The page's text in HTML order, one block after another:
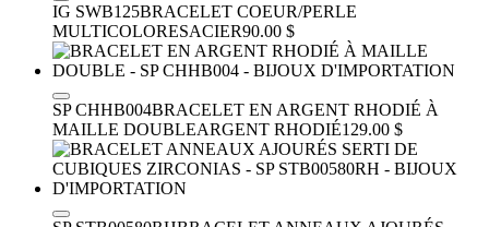
IG SWB125BRACELET COEUR/PERLE
MULTICOLORESACIER90.00 $
SP CHHB004BRACELET EN ARGENT RHODIÉ À
MAILLE DOUBLEARGENT RHODIÉ129.00 $